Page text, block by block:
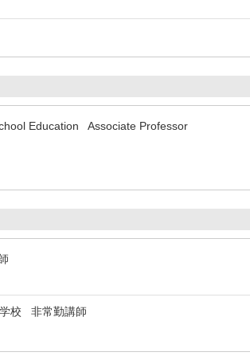
Education Associate Professor
校 非常勤講師